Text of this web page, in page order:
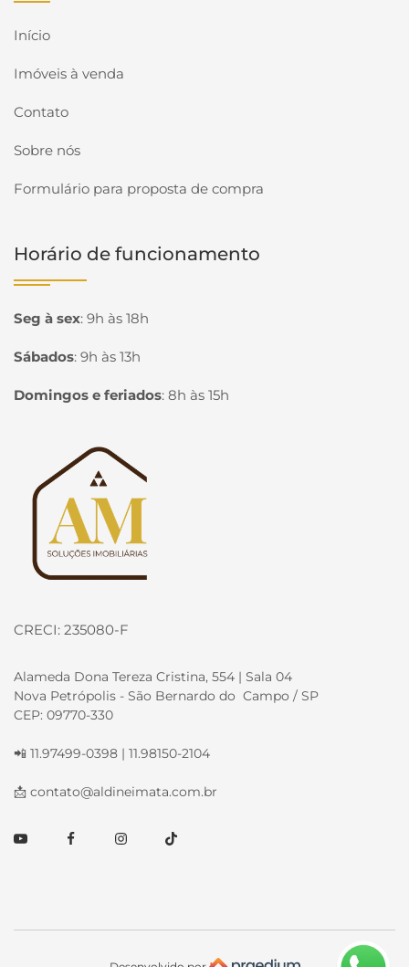
Início
Imóveis à venda
Contato
Sobre nós
Formulário para proposta de compra
Horário de funcionamento
Seg à sex: 9h às 18h
Sábados: 9h às 13h
Domingos e feriados: 8h às 15h
Página inicial
CRECI: 235080-F
Alameda Dona Tereza Cristina, 554 | Sala 04
Nova Petrópolis - São Bernardo do Campo / SP
CEP: 09770-330
📲 11.97499-0398 | 11.98150-2104
📩 contato@aldineimata.com.br
YoutubeFacebookInstagramTikTok